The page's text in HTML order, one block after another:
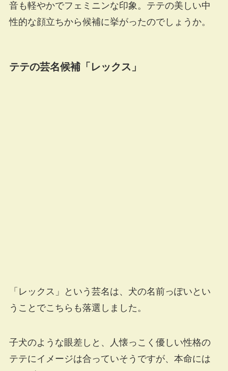
音も軽やかでフェミニンな印象。テテの美しい中
性的な顔立ちから候補に挙がったのでしょうか。
テテの芸名候補「レックス」
「レックス」という芸名は、犬の名前っぽいとい
うことでこちらも落選しました。
子犬のような眼差しと、人懐っこく優しい性格の
テテにイメージは合っていそうですが、本命には